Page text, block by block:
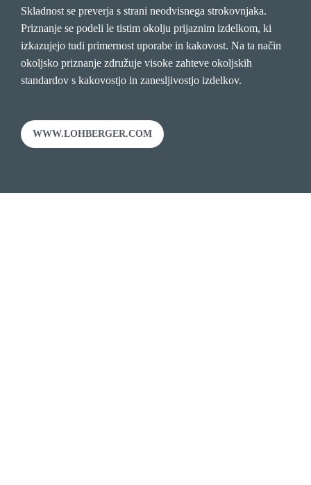
Skladnost se preverja s strani neodvisnega strokovnjaka.
Priznanje se podeli le tistim okolju prijaznim izdelkom, ki
izkazujejo tudi primernost uporabe in kakovost. Na ta način
okoljsko priznanje združuje visoke zahteve okoljskih
standardov s kakovostjo in zanesljivostjo izdelkov.
WWW.LOHBERGER.COM